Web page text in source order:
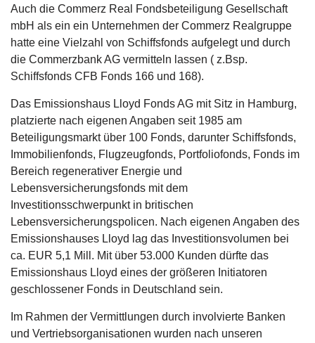
Auch die Commerz Real Fondsbeteiligung Gesellschaft
mbH als ein ein Unternehmen der Commerz Realgruppe
hatte eine Vielzahl von Schiffsfonds aufgelegt und durch
die Commerzbank AG vermitteln lassen ( z.Bsp.
Schiffsfonds CFB Fonds 166 und 168).
Das Emissionshaus Lloyd Fonds AG mit Sitz in Hamburg,
platzierte nach eigenen Angaben seit 1985 am
Beteiligungsmarkt über 100 Fonds, darunter Schiffsfonds,
Immobilienfonds, Flugzeugfonds, Portfoliofonds, Fonds im
Bereich regenerativer Energie und
Lebensversicherungsfonds mit dem
Investitionsschwerpunkt in britischen
Lebensversicherungspolicen. Nach eigenen Angaben des
Emissionshauses Lloyd lag das Investitionsvolumen bei
ca. EUR 5,1 Mill. Mit über 53.000 Kunden dürfte das
Emissionshaus Lloyd eines der größeren Initiatoren
geschlossener Fonds in Deutschland sein.
Im Rahmen der Vermittlungen durch involvierte Banken
und Vertriebsorganisationen wurden nach unseren